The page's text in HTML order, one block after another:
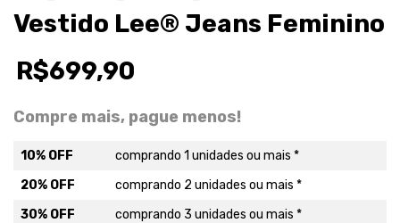
Vestido Lee® Jeans Feminino
R$699,90
Compre mais, pague menos!
10% OFF
comprando 1 unidades ou mais *
20% OFF
comprando 2 unidades ou mais *
30% OFF
comprando 3 unidades ou mais *